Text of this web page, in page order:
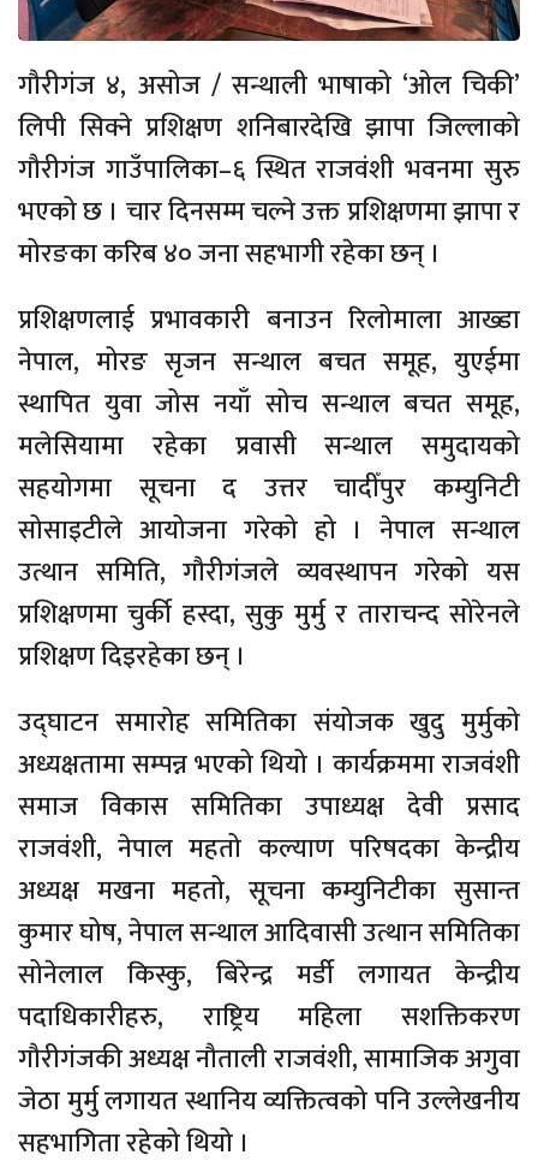
गौरीगंज ४, असोज / सन्थाली भाषाको ‘ओल चिकी’
लिपी सिक्ने प्रशिक्षण शनिबारदेखि झापा जिल्लाको
गौरीगंज गाउँपालिका–६ स्थित राजवंशी भवनमा सुरु
भएको छ । चार दिनसम्म चल्ने उक्त प्रशिक्षणमा झापा र
मोरङका करिब ४० जना सहभागी रहेका छन् ।
प्रशिक्षणलाई प्रभावकारी बनाउन रिलोमाला आख्डा
नेपाल, मोरङ सृजन सन्थाल बचत समूह, युएईमा
स्थापित युवा जोस नयाँ सोच सन्थाल बचत समूह,
मलेसियामा रहेका प्रवासी सन्थाल समुदायको
सहयोगमा सूचना द उत्तर चादीँपुर कम्युनिटी
सोसाइटीले आयोजना गरेको हो । नेपाल सन्थाल
उत्थान समिति, गौरीगंजले व्यवस्थापन गरेको यस
प्रशिक्षणमा चुर्की हस्दा, सुकु मुर्मु र ताराचन्द सोरेनले
प्रशिक्षण दिइरहेका छन् ।
उद्घाटन समारोह समितिका संयोजक खुदु मुर्मुको
अध्यक्षतामा सम्पन्न भएको थियो । कार्यक्रममा राजवंशी
समाज विकास समितिका उपाध्यक्ष देवी प्रसाद
राजवंशी, नेपाल महतो कल्याण परिषदका केन्द्रीय
अध्यक्ष मखना महतो, सूचना कम्युनिटीका सुसान्त
कुमार घोष, नेपाल सन्थाल आदिवासी उत्थान समितिका
सोनेलाल किस्कु, बिरेन्द्र मर्डी लगायत केन्द्रीय
पदाधिकारीहरु, राष्ट्रिय महिला सशक्तिकरण
गौरीगंजकी अध्यक्ष नौताली राजवंशी, सामाजिक अगुवा
जेठा मुर्मु लगायत स्थानिय व्यक्तित्वको पनि उल्लेखनीय
सहभागिता रहेको थियो ।